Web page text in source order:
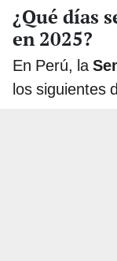
¿Qué días
en 2025?
En Perú, la
los siguientes